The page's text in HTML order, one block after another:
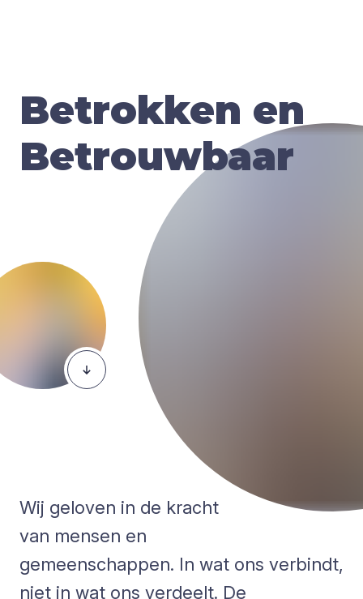
Betrokken en
Betrouwbaar
Wij geloven in de kracht
van mensen en
gemeenschappen. In wat ons verbindt,
niet in wat ons verdeelt. De